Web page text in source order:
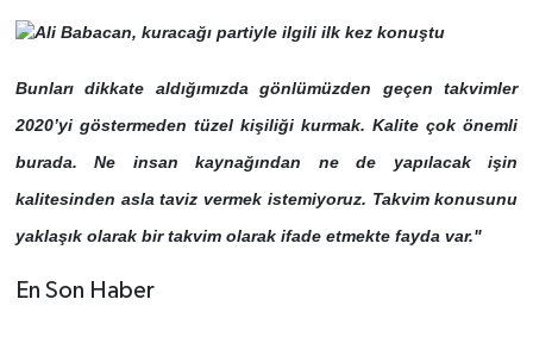
Bunları dikkate aldığımızda gönlümüzden geçen takvimler
2020’yi göstermeden tüzel kişiliği kurmak. Kalite çok önemli
burada. Ne insan kaynağından ne de yapılacak işin
kalitesinden asla taviz vermek istemiyoruz. Takvim konusunu
yaklaşık olarak bir takvim olarak ifade etmekte fayda var."
En Son Haber